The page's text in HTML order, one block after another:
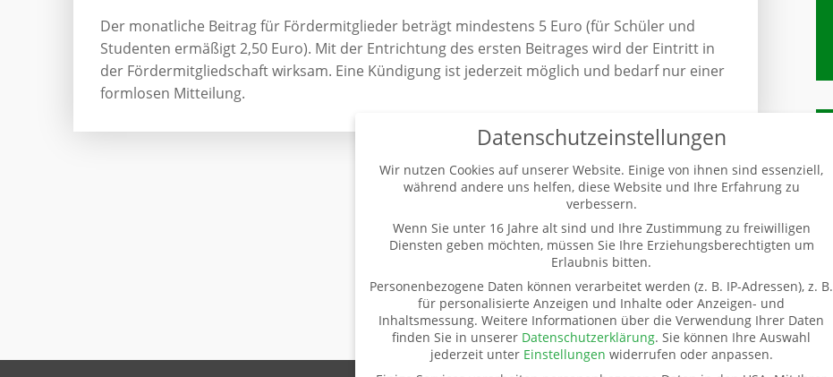
Der monatliche Beitrag für Fördermitglieder beträgt mindestens 5 Euro (für Schüler und
Studenten ermäßigt 2,50 Euro). Mit der Entrichtung des ersten Beitrages wird der Eintritt in
der Fördermitgliedschaft wirksam. Eine Kündigung ist jederzeit möglich und bedarf nur einer
formlosen Mitteilung.
Datenschutzeinstellungen
Wir nutzen Cookies auf unserer Website. Einige von ihnen sind essenziell,
während andere uns helfen, diese Website und Ihre Erfahrung zu
verbessern.
Wenn Sie unter 16 Jahre alt sind und Ihre Zustimmung zu freiwilligen
Diensten geben möchten, müssen Sie Ihre Erziehungsberechtigten um
Erlaubnis bitten.
Personenbezogene Daten können verarbeitet werden (z. B. IP-Adressen), z. B.
für personalisierte Anzeigen und Inhalte oder Anzeigen- und
Inhaltsmessung. Weitere Informationen über die Verwendung Ihrer Daten
finden Sie in unserer Datenschutzerklärung. Sie können Ihre Auswahl
jederzeit unter Einstellungen widerrufen oder anpassen.